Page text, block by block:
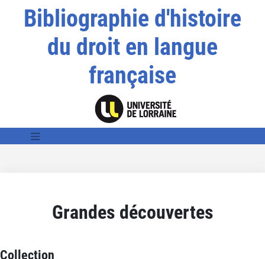
Bibliographie d'histoire
du droit en langue
française
Grandes découvertes
Collection